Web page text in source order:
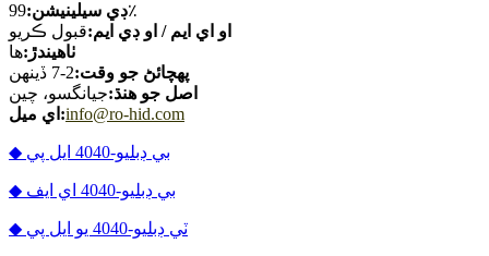
ڊي سيلينيشن:99٪
او اي ايم / او ڊي ايم:قبول ڪريو
ٺاهيندڙ:ها
پهچائڻ جو وقت:2-7 ڏينهن
اصل جو هنڌ:جيانگسو، چين
اي ميل:info@ro-hid.com
◆ بي ڊبليو-4040 ايل پي
◆ بي ڊبليو-4040 اي ايف
◆ ٽي ڊبليو-4040 يو ايل پي